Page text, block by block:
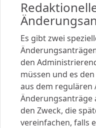
Es gibt zwei
den
müssen und es
aus dem regulären
Änderungsanträge
den Zweck, die
vereinfachen, falls